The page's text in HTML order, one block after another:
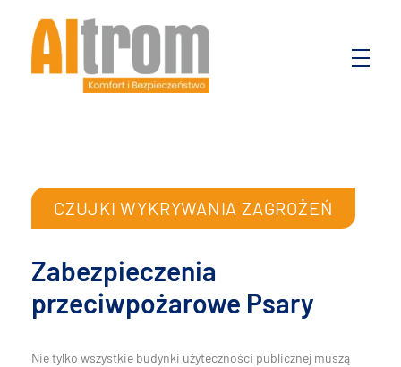
CZUJKI WYKRYWANIA ZAGROŻEŃ
Zabezpieczenia
przeciwpożarowe Psary
Nie tylko wszystkie budynki użyteczności publicznej muszą